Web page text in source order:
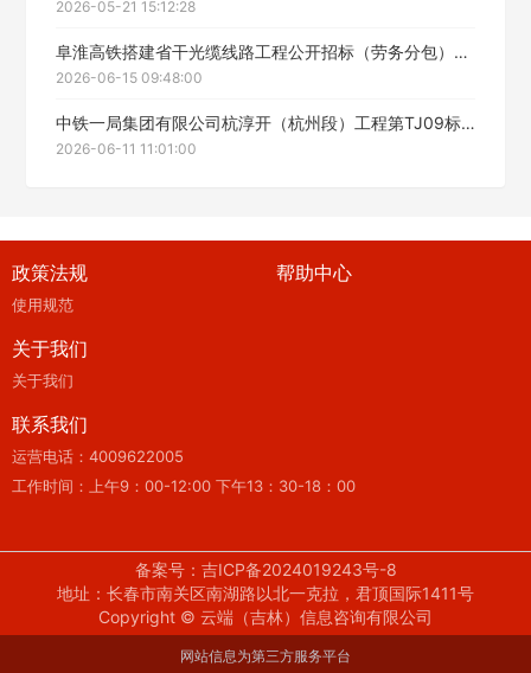
2026-05-21 15:12:28
阜淮高铁搭建省干光缆线路工程公开招标（劳务分包）中标候选人公示（二次）
2026-06-15 09:48:00
中铁一局集团有限公司杭淳开（杭州段）工程第TJ09标段项目经理部路基、路基附属及涵洞工程劳务招标中标候选人公示
2026-06-11 11:01:00
政策法规
使用规范
帮助中心
关于我们
关于我们
联系我们
运营电话：4009622005
工作时间：上午9：00-12:00 下午13：30-18：00
备案号：吉ICP备2024019243号-8
地址：长春市南关区南湖路以北一克拉，君顶国际1411号
Copyright © 云端（吉林）信息咨询有限公司
网站信息为第三方服务平台